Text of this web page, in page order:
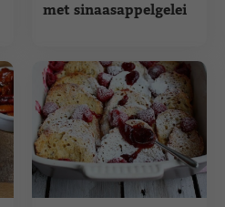
met sinaasappelgelei